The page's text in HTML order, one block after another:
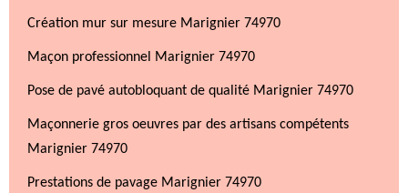
Création mur sur mesure Marignier 74970
Maçon professionnel Marignier 74970
Pose de pavé autobloquant de qualité Marignier 74970
Maçonnerie gros oeuvres par des artisans compétents
Marignier 74970
Prestations de pavage Marignier 74970